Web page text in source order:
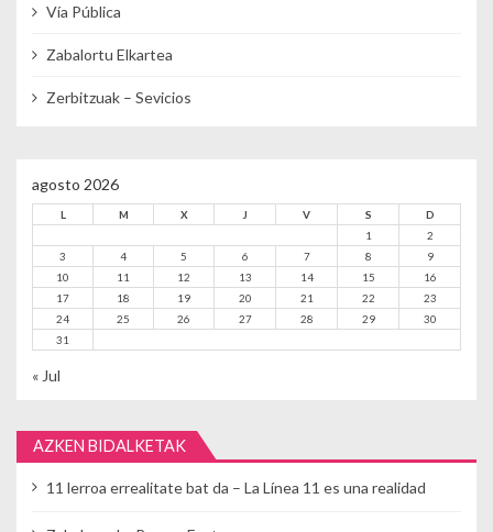
Vía Pública
Zabalortu Elkartea
Zerbitzuak – Sevicios
agosto 2026
L M X J V S
D
1
2
3
4 5 6 7 8
9
10
11 12 13 14 15
16
17
18 19 20 21 22
23
24
25 26 27 28 29
30
31
« Jul
AZKEN BIDALKETAK
11 lerroa errealitate bat da – La Línea 11 es una realidad